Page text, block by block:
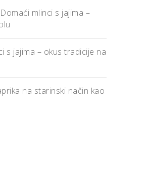
Domaći mlinci s jajima –
s jajima – okus tradicije na
na starinski način kao